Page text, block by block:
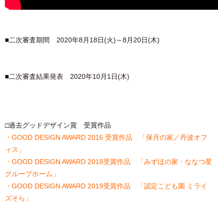
■二次審査期間 2020年8月18日(火)～8月20日(木)
■二次審査結果発表 2020年10月1日(木)
□過去グッドデザイン賞 受賞作品
・ GOOD DESIGN AWARD 2016 受賞作品 「保月の家／丹波オフ
ィス」
・ GOOD DESIGN AWARD 2018受賞作品 「みずほの家・ななつ星
グループホーム」
・ GOOD DESIGN AWARD 2019受賞作品 「認定こども園 ミライ
ズそら」